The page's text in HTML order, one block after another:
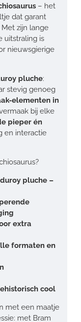
– het
dat garant
zijn lange
uitstraling is
nieuwsgierige
pluche:
stevig genoeg
elementen in
bij elke
pieper én
en interactie
pluche –
extra
formaten en
cool
met een maatje
met Bram